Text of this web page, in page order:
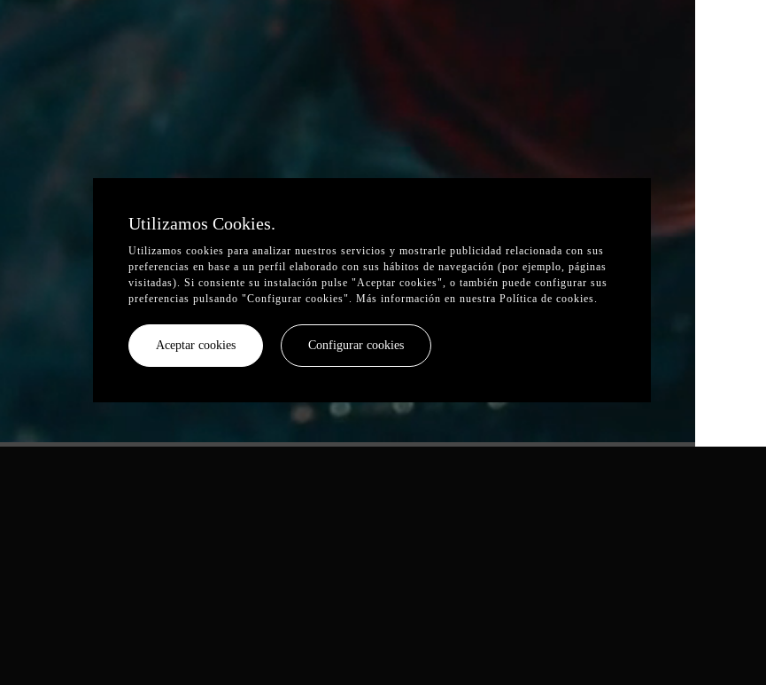
Utilizamos Cookies.
Utilizamos cookies para analizar nuestros servicios y mostrarle publicidad relacionada con sus
preferencias en base a un perfil elaborado con sus hábitos de navegación (por ejemplo, páginas
visitadas). Si consiente su instalación pulse "Aceptar cookies", o también puede configurar sus
preferencias pulsando "Configurar cookies". Más información en nuestra Política de cookies.
Aceptar cookies Configurar cookies